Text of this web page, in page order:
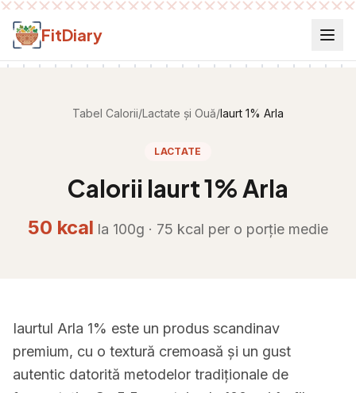
Salt la conținut
FitDiary
Tabel Calorii/Lactate și Ouă/Iaurt 1% Arla
LACTATE
Calorii Iaurt 1% Arla
50 kcal la 100g · 75 kcal per o porție medie
Iaurtul Arla 1% este un produs scandinav
premium, cu o textură cremoasă și un gust
autentic datorită metodelor tradiționale de